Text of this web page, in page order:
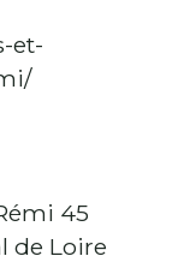
et-
45
de Loire